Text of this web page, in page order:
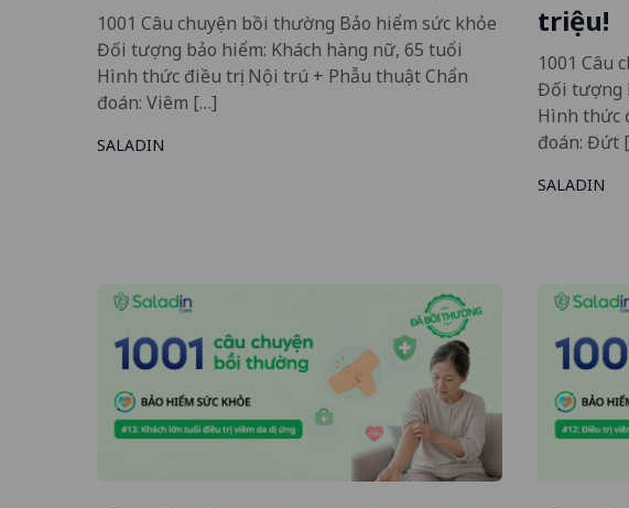
1001 Câu chuyện bồi thường Bảo hiểm sức khỏe
Đối tượng bảo hiểm: Khách hàng nữ, 65 tuổi
Hình thức điều trị: Nội trú + Phẫu thuật Chẩn
đoán: Viêm […]
SALADIN
triệu!
1001 Câu
Đối tượng
Hình thức
đoán: Đứt
SALADIN